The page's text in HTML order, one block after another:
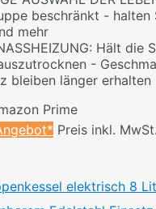
beschränkt - halten
mehr
Hält die
-
bleiben länger erhalten
Preis inkl.